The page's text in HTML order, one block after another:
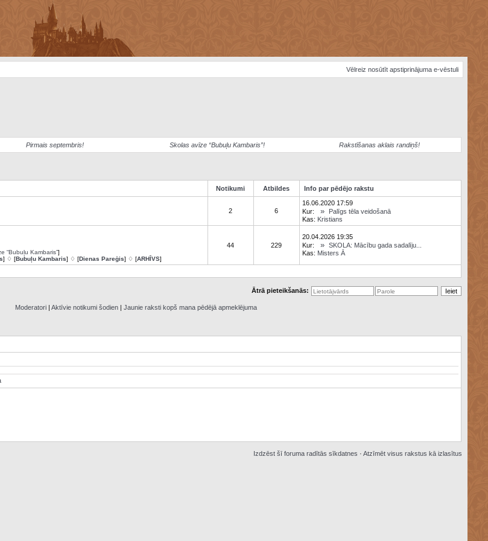
Vēlreiz nosūtīt apstiprinājuma e-vēstuli
Pirmais septembris! Skolas avīze “Bubuļu Kambaris”! Rakstīšanas aklais randiņš!
Notikumi Atbildes Info par pēdējo rakstu
2 6
16.06.2020 17:59
Kur:
»
Palīgs tēla veidošanā
Kas: Kristians
“Bubuļu Kambaris”]
] ♢ [Bubuļu Kambaris] ♢ [Dienas Pareģis] ♢ [ARHĪVS]
44 229
20.04.2026 19:35
Kur:
» SKOLA: Mācību gada sadalīju...
Kas: Misters Ā
Ātrā pieteikšanās:
Moderatori| Aktīvie notikumi šodien| Jaunie raksti kopš mana pēdējā apmeklējuma
Izdzēst šī foruma radītās sīkdatnes · Atzīmēt visus rakstus kā izlasītus